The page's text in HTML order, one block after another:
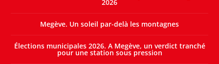
2026
Megève. Un soleil par-delà les montagnes
Élections municipales 2026. A Megève, un verdict tranché
pour une station sous pression